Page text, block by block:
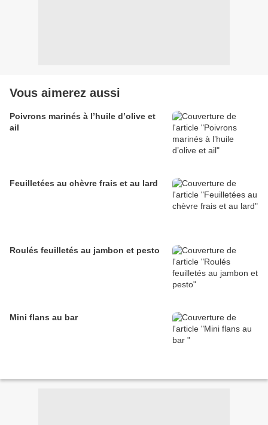
Vous aimerez aussi
Poivrons marinés à l’huile d’olive et
ail
Feuilletées au chèvre frais et au lard
Roulés feuilletés au jambon et pesto
Mini flans au bar